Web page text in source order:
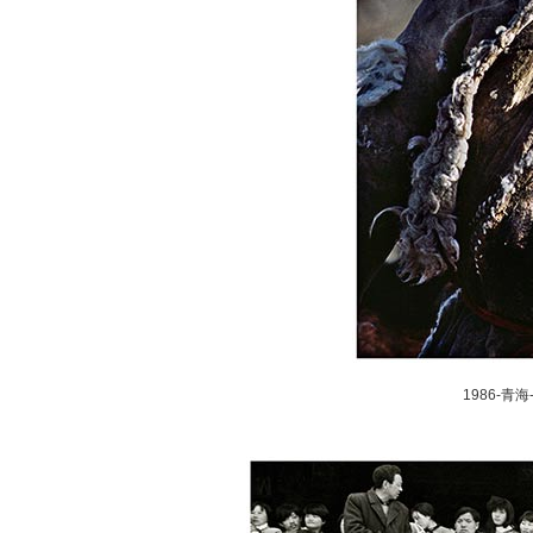
1986-青海